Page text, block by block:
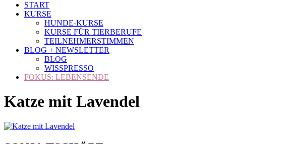
START
KURSE
HUNDE-KURSE
KURSE FÜR TIERBERUFE
TEILNEHMERSTIMMEN
BLOG + NEWSLETTER
BLOG
WISSPRESSO
FOKUS: LEBENSENDE
Katze mit Lavendel